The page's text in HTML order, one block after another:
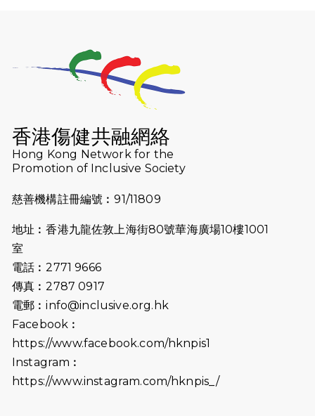
香港傷健共融網絡
Hong Kong Network for the
Promotion of Inclusive Society
慈善機構註冊編號︰91/11809
地址︰香港九龍佐敦上海街80號華海廣場10樓1001
室
電話︰2771 9666
傳真︰2787 0917
電郵︰info@inclusive.org.hk
Facebook︰
https://www.facebook.com/hknpis1
Instagram︰
https://www.instagram.com/hknpis_/